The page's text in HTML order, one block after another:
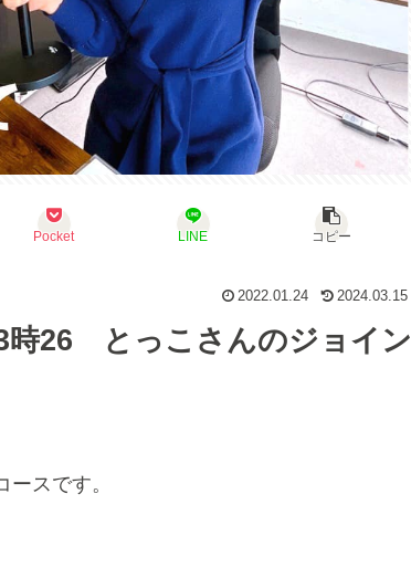
Pocket LINE コピー
2022.01.24 2024.03.15
26 とっこさんのジョイン
スです。